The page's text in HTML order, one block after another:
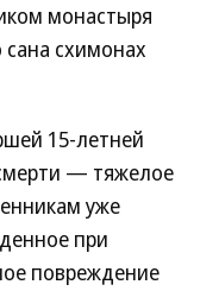
монастыря
схимонах
15-летней
— тяжелое
уже
при
повреждение